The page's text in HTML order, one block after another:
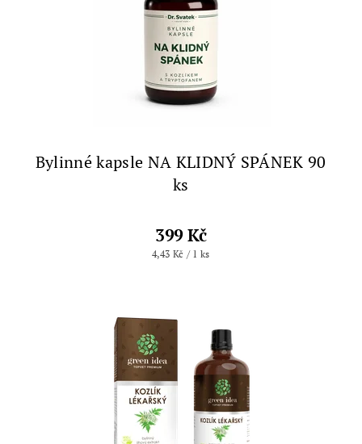
Bylinné kapsle NA KLIDNÝ SPÁNEK 90
ks
399 Kč
4,43 Kč / 1 ks